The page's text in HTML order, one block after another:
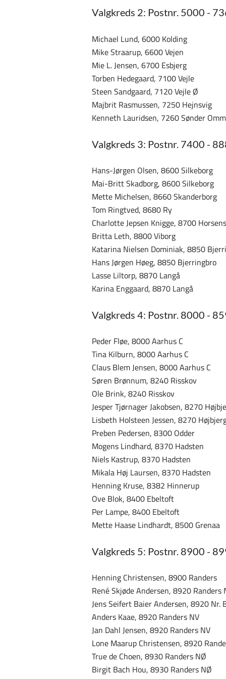
Valgkreds 2: Postnr. 5000 -
Michael Lund, 6000 Kolding
Mike Straarup, 6600 Vejen
Mie L. Jensen, 6700 Esbjerg
Torben Hedegaard, 7100 Vejle
Steen Sandgaard, 7120 Vejle Ø
Majbrit Rasmussen, 7250 Hejnsvig
Kenneth Lauridsen, 7260 Sønder
Valgkreds 3: Postnr. 7400 -
Hans-Jørgen Olsen, 8600 Silkeborg
Mai-Britt Skadborg, 8600 Silkeborg
Mette Michelsen, 8660 Skanderborg
Tom Ringtved, 8680 Ry
Charlotte Jepsen Knigge, 8700 Horsens
Britta Leth, 8800 Viborg
Katarina Nielsen Dominiak, 8850
Hans Jørgen Høeg, 8850 Bjerringbro
Lasse Liltorp, 8870 Langå
Karina Enggaard, 8870 Langå
Valgkreds 4: Postnr. 8000 -
Peder Fløe, 8000 Aarhus C
Tina Kilburn, 8000 Aarhus C
Claus Blem Jensen, 8000 Aarhus C
Søren Brønnum, 8240 Risskov
Ole Brink, 8240 Risskov
Jesper Tjørnager Jakobsen, 8270
Lisbeth Holsteen Jessen, 8270
Preben Pedersen, 8300 Odder
Mogens Lindhard, 8370 Hadsten
Niels Kastrup, 8370 Hadsten
Mikala Høj Laursen, 8370 Hadsten
Henning Kruse, 8382 Hinnerup
Ove Blok, 8400 Ebeltoft
Per Lampe, 8400 Ebeltoft
Mette Haase Lindhardt, 8500 Grenaa
Valgkreds 5: Postnr. 8900 -
Henning Christensen, 8900 Randers
René Skjøde Andersen, 8920 Randers
Jens Seifert Baier Andersen, 8920 Nr.
Anders Kaae, 8920 Randers NV
Jan Dahl Jensen, 8920 Randers NV
Lone Maarup Christensen, 8920
True de Choen, 8930 Randers NØ
Birgit Bach Hou, 8930 Randers NØ